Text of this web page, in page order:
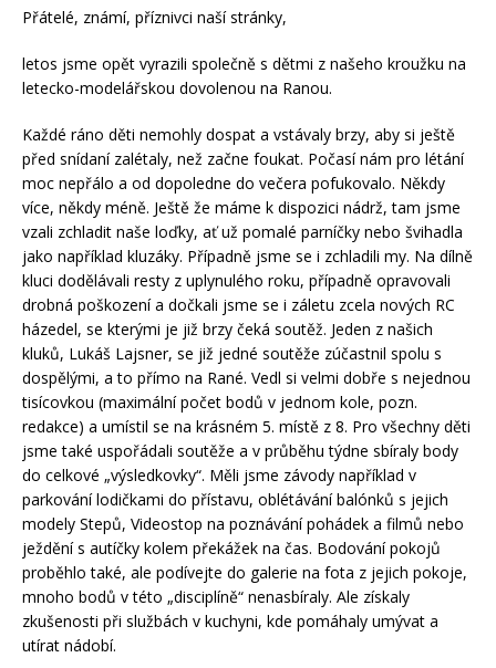
Přátelé, známí, příznivci naší stránky,
letos jsme opět vyrazili společně s dětmi z našeho kroužku na
letecko-modelářskou dovolenou na Ranou.
Každé ráno děti nemohly dospat a vstávaly brzy, aby si ještě
před snídaní zalétaly, než začne foukat. Počasí nám pro létání
moc nepřálo a od dopoledne do večera pofukovalo. Někdy
více, někdy méně. Ještě že máme k dispozici nádrž, tam jsme
vzali zchladit naše loďky, ať už pomalé parníčky nebo švihadla
jako například kluzáky. Případně jsme se i zchladili my. Na dílně
kluci dodělávali resty z uplynulého roku, případně opravovali
drobná poškození a dočkali jsme se i záletu zcela nových RC
házedel, se kterými je již brzy čeká soutěž. Jeden z našich
kluků, Lukáš Lajsner, se již jedné soutěže zúčastnil spolu s
dospělými, a to přímo na Rané. Vedl si velmi dobře s nejednou
tisícovkou (maximální počet bodů v jednom kole, pozn.
redakce) a umístil se na krásném 5. místě z 8. Pro všechny děti
jsme také uspořádali soutěže a v průběhu týdne sbíraly body
do celkové „výsledkovky“. Měli jsme závody například v
parkování lodičkami do přístavu, oblétávání balónků s jejich
modely Stepů, Videostop na poznávání pohádek a filmů nebo
ježdění s autíčky kolem překážek na čas. Bodování pokojů
proběhlo také, ale podívejte do galerie na fota z jejich pokoje,
mnoho bodů v této „disciplíně“ nenasbíraly. Ale získaly
zkušenosti při službách v kuchyni, kde pomáhaly umývat a
utírat nádobí.